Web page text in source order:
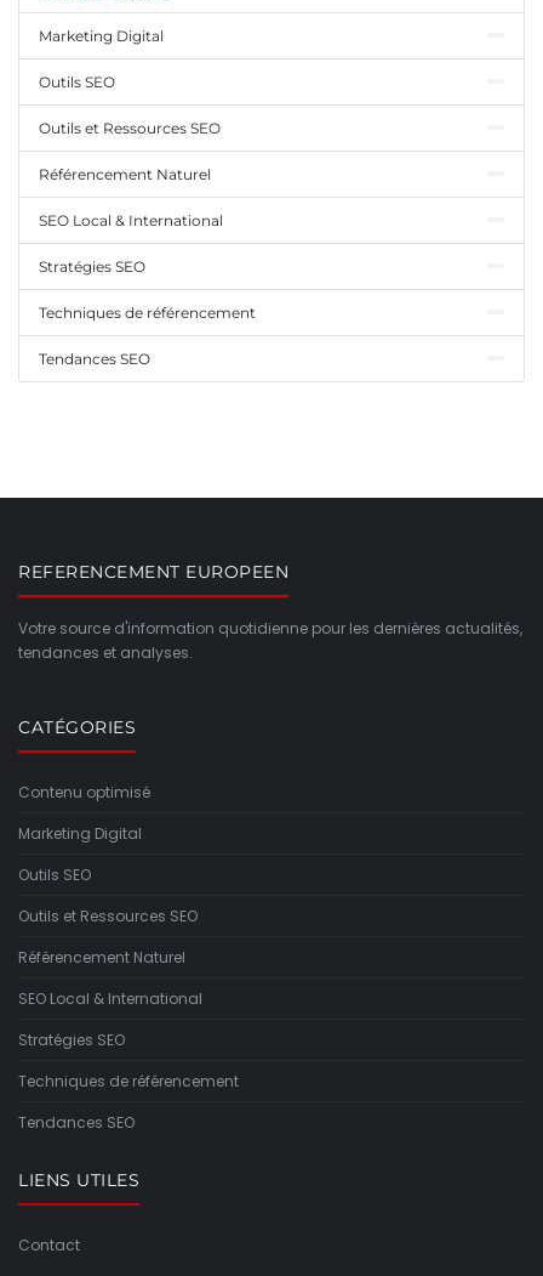
Marketing Digital
Outils SEO
Outils et Ressources SEO
Référencement Naturel
SEO Local & International
Stratégies SEO
Techniques de référencement
Tendances SEO
REFERENCEMENT EUROPEEN
Votre source d'information quotidienne pour les dernières actualités,
tendances et analyses.
CATÉGORIES
Contenu optimisé
Marketing Digital
Outils SEO
Outils et Ressources SEO
Référencement Naturel
SEO Local & International
Stratégies SEO
Techniques de référencement
Tendances SEO
LIENS UTILES
Contact